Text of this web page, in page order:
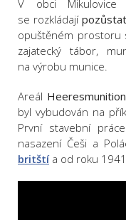
V obci Mikulovice
se rozkládají
opuštěném prostoru
zajatecký tábor,
na výrobu munice.
Areál
byl vybudován na
První stavební
nasazení Češi a
britštía od roku